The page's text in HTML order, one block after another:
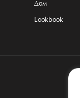
Дом
Lookbook